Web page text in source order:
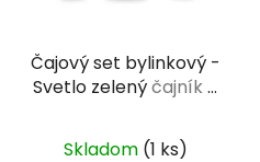
Čajový set bylinkový -
Svetlo zelenýčajník a
Skladom (1 ks)